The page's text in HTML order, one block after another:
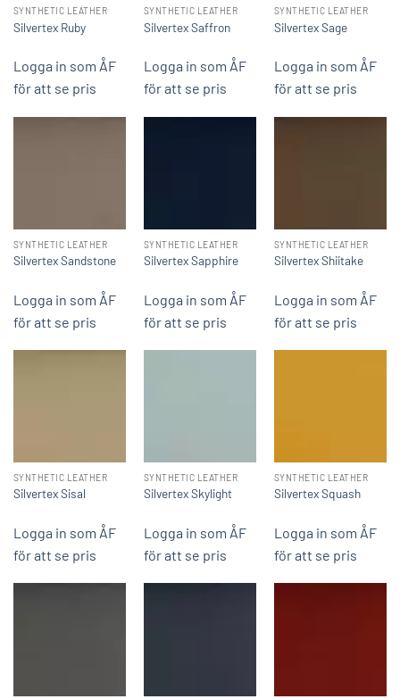
SYNTHETIC LEATHER
Silvertex Ruby
Logga in som ÅF
för att se pris
SYNTHETIC LEATHER
Silvertex Saffron
Logga in som ÅF
för att se pris
SYNTHETIC LEATHER
Silvertex Sage
Logga in som ÅF
för att se pris
SYNTHETIC LEATHER
Silvertex Sandstone
Logga in som ÅF
för att se pris
SYNTHETIC LEATHER
Silvertex Sapphire
Logga in som ÅF
för att se pris
SYNTHETIC LEATHER
Silvertex Shiitake
Logga in som ÅF
för att se pris
SYNTHETIC LEATHER
Silvertex Sisal
Logga in som ÅF
för att se pris
SYNTHETIC LEATHER
Silvertex Skylight
Logga in som ÅF
för att se pris
SYNTHETIC LEATHER
Silvertex Squash
Logga in som ÅF
för att se pris